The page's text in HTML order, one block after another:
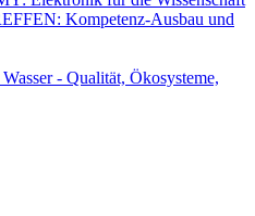
Kompetenz-Ausbau und
- Qualität, Ökosysteme,